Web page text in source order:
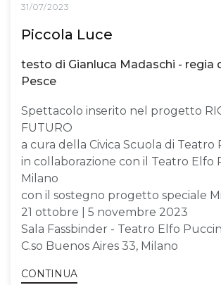
31/07/2023
Piccola Luce
testo di Gianluca Madaschi - regia
Pesce
Spettacolo inserito nel progetto
FUTURO
a cura della Civica Scuola di Teatro
in collaborazione con il Teatro Elfo
Milano
con il sostegno progetto speciale
21 ottobre | 5 novembre 2023
Sala Fassbinder - Teatro Elfo
C.so Buenos Aires 33, Milano
CONTINUA